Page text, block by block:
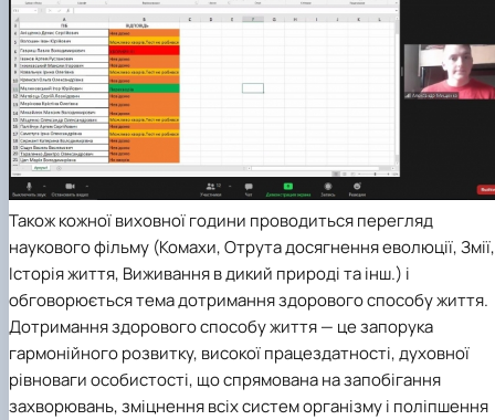
Також кожної виховної години проводиться перегляд
наукового фільму (Комахи, Отрута досягнення еволюції, Змії,
Історія життя, Виживання в дикий природі та інш.) і
обговорюється тема дотримання здорового способу життя.
Дотримання здорового способу життя — це запорука
гармонійного розвитку, високої працездатності, духовної
рівноваги особистості, що спрямована на запобігання
захворювань, зміцнення всіх систем організму і поліпшення